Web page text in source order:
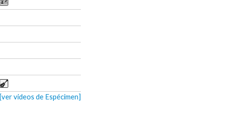
[ver videos de Espécimen]